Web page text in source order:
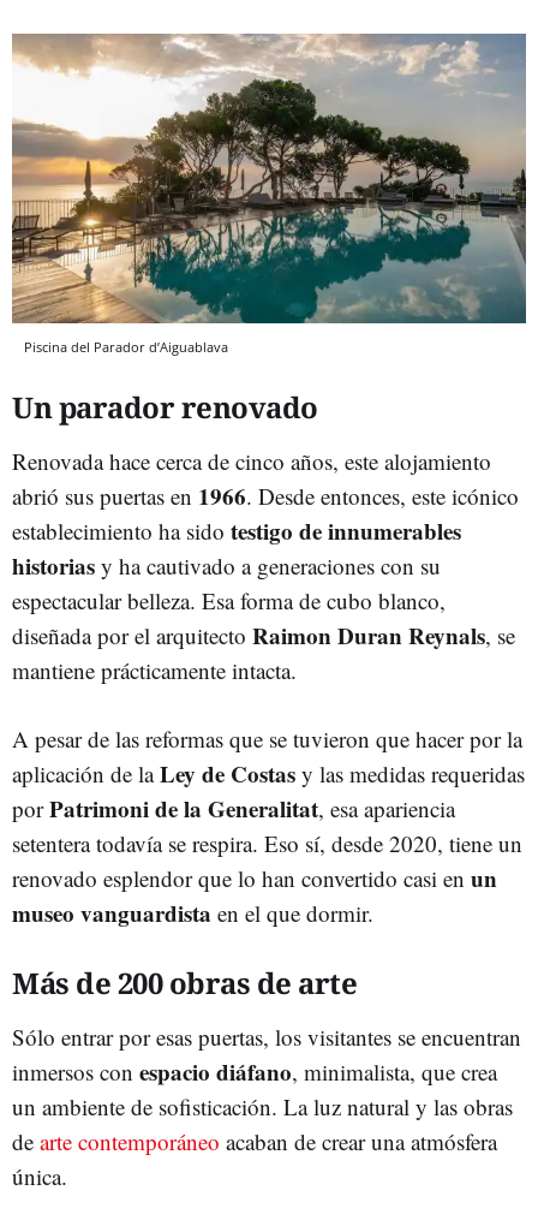
Piscina del Parador d’Aiguablava
Un parador renovado
Renovada hace cerca de cinco años, este alojamiento
abrió sus puertas en 1966. Desde entonces, este icónico
establecimiento ha sido testigo de innumerables
historias y ha cautivado a generaciones con su
espectacular belleza. Esa forma de cubo blanco,
diseñada por el arquitecto Raimon Duran Reynals, se
mantiene prácticamente intacta.
A pesar de las reformas que se tuvieron que hacer por la
aplicación de laLey de Costas y las medidas requeridas
porPatrimoni de la Generalitat, esa apariencia
setentera todavía se respira. Eso sí, desde 2020, tiene un
renovado esplendor que lo han convertido casi en un
museo vanguardista en el que dormir.
Más de 200 obras de arte
Sólo entrar por esas puertas, los visitantes se encuentran
inmersos con espacio diáfano, minimalista, que crea
un ambiente de sofisticación. La luz natural y las obras
de arte contemporáneo acaban de crear una atmósfera
única.